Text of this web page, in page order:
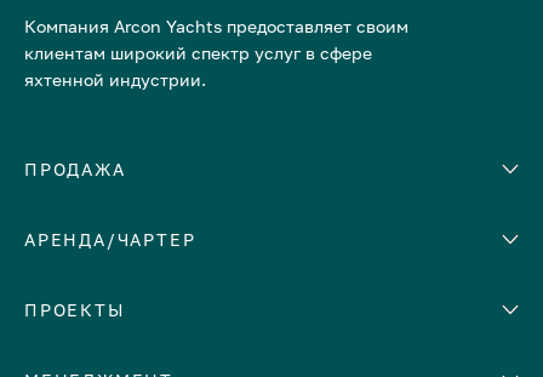
Компания Arcon Yachts предоставляет своим
клиентам широкий спектр услуг в сфере
яхтенной индустрии.
ПРОДАЖА
Количество кают
АРЕНДА/ЧАРТЕР
ЕВРОПА
ПРОЕКТЫ